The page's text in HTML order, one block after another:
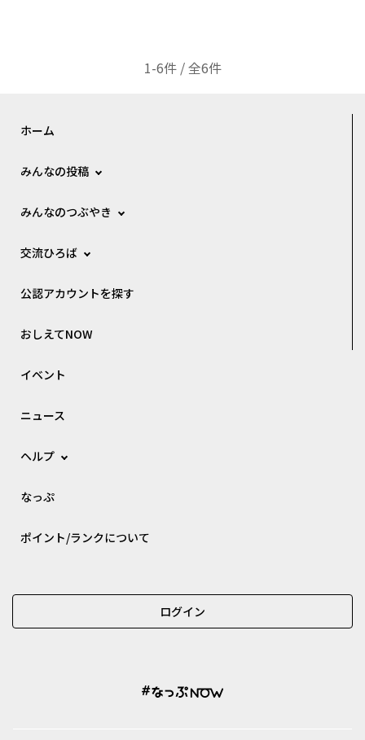
1-6件 / 全6件
ホーム
みんなの投稿
みんなのつぶやき
交流ひろば
公認アカウントを探す
おしえてNOW
イベント
ニュース
ヘルプ
なっぷ
ポイント/ランクについて
ログイン